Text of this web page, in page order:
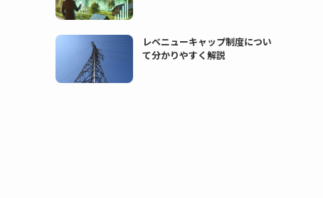
レベニューキャップ制度につい
て分かりやすく解説